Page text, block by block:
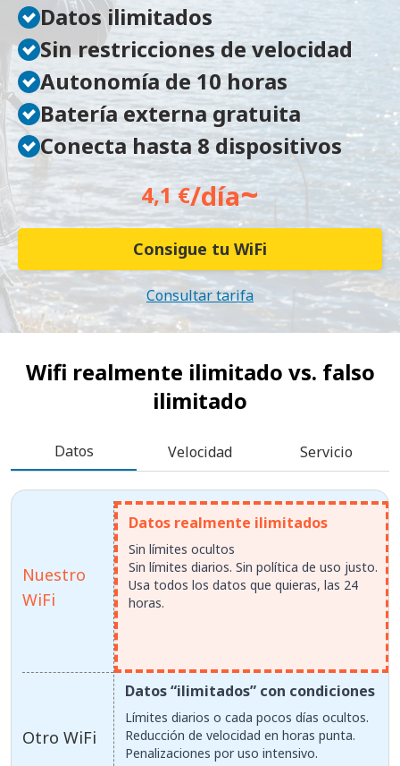
Datos ilimitados
Sin restricciones de velocidad
Autonomía de 10 horas
Batería externa gratuita
Conecta hasta 8 dispositivos
4,1 €/día~
Consigue tu WiFi
Consultar tarifa
Wifi realmente ilimitado vs. falso
ilimitado
Datos Velocidad Servicio
Nuestro
WiFi
Otro WiFi
Datos realmente ilimitados
Sin límites ocultos
Sin límites diarios. Sin política de uso justo.
Usa todos los datos que quieras, las 24
horas.
Datos “ilimitados” con condiciones
Límites diarios o cada pocos días ocultos.
Reducción de velocidad en horas punta.
Penalizaciones por uso intensivo.